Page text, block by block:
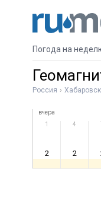
Погода на
Россия
вчера
1
2
4
2